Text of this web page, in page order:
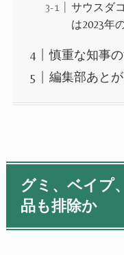
サウスダ
は2023年
慎重な知事
編集部あとが
グミ、ベイプ
品も排除か